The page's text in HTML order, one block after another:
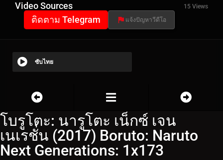
Video Sources 15 Views
ติดตาม Telegram แจ้งปัญหาวีดีโอ
ซับไทย
โบรูโตะ: นารูโตะ เน็กซ์ เจน
เนเรชั่น (2017) Boruto: Naruto
Next Generations: 1x173